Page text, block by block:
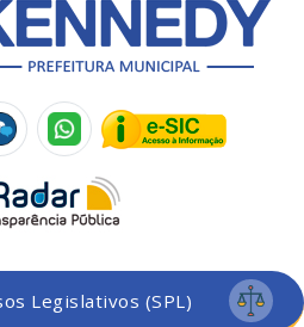
Legislativos (SPL)